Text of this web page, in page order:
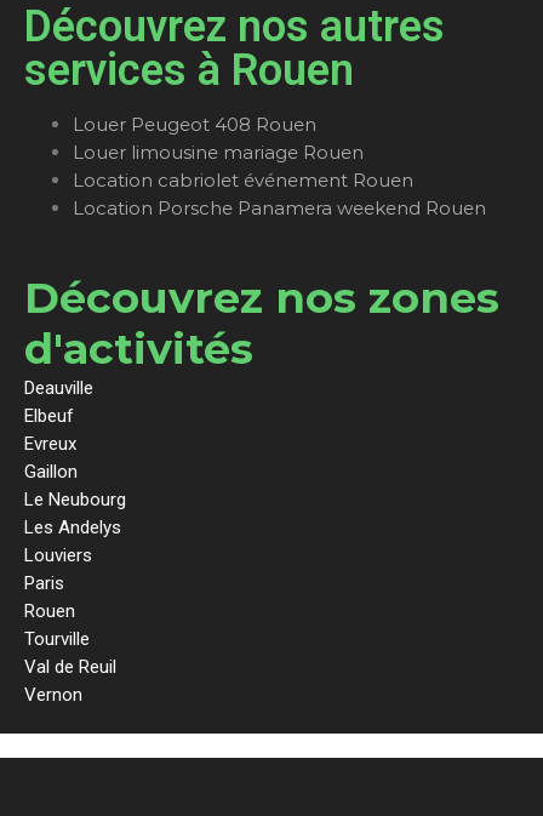
Découvrez nos autres
services à Rouen
Louer Peugeot 408 Rouen
Louer limousine mariage Rouen
Location cabriolet événement Rouen
Location Porsche Panamera weekend Rouen
Découvrez nos zones
d'activités
Deauville
Elbeuf
Evreux
Gaillon
Le Neubourg
Les Andelys
Louviers
Paris
Rouen
Tourville
Val de Reuil
Vernon